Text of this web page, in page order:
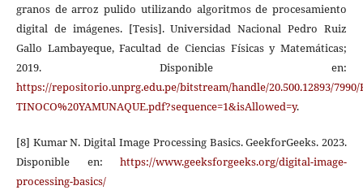
granos de arroz pulido utilizando algoritmos de procesamiento
digital de imágenes. [Tesis]. Universidad Nacional Pedro Ruiz
Gallo Lambayeque, Facultad de Ciencias Físicas y Matemáticas;
2019. Disponible en:
https://repositorio.unprg.edu.pe/bitstream/handle/20.500.12893/7990/
TINOCO%20YAMUNAQUE.pdf?sequence=1&isAllowed=y.
[8] Kumar N. Digital Image Processing Basics. GeekforGeeks. 2023.
Disponible en:https://www.geeksforgeeks.org/digital-image-
processing-basics/